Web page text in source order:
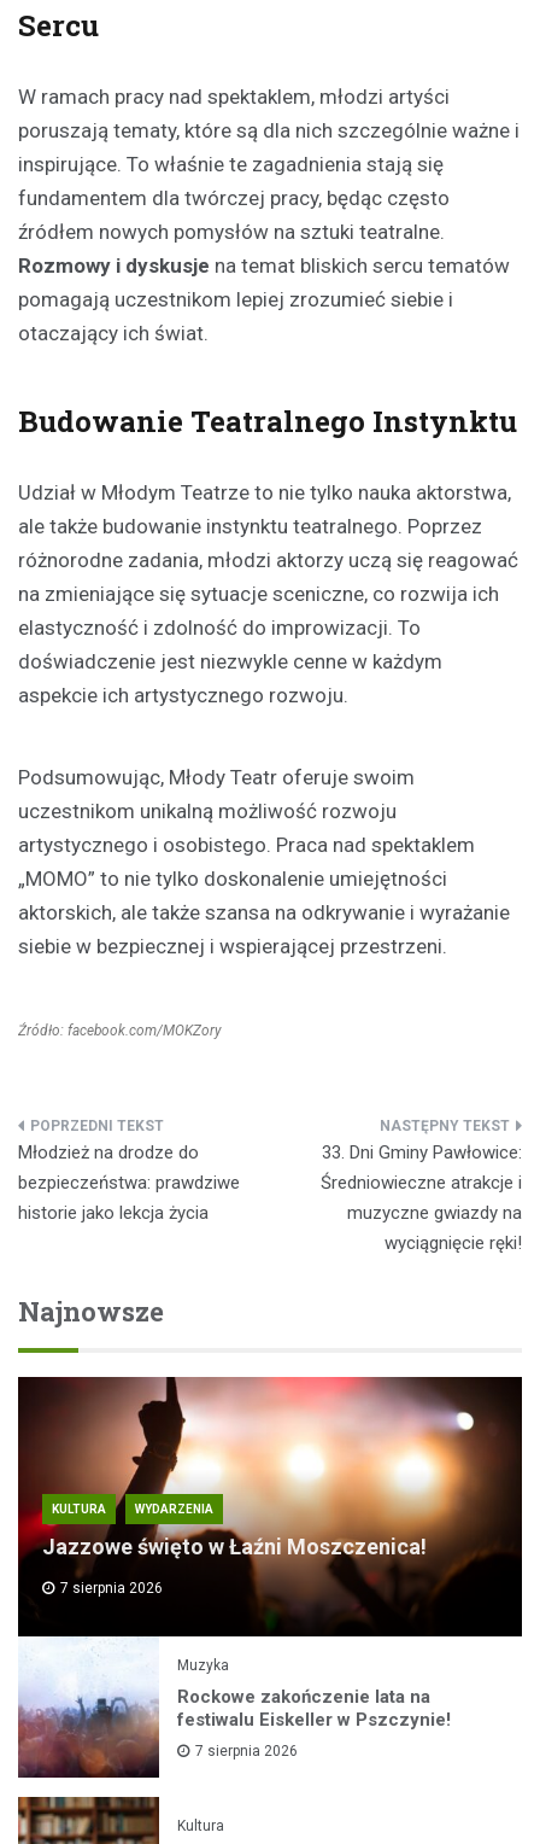
Sercu
W ramach pracy nad spektaklem, młodzi artyści
poruszają tematy, które są dla nich szczególnie ważne i
inspirujące. To właśnie te zagadnienia stają się
fundamentem dla twórczej pracy, będąc często
źródłem nowych pomysłów na sztuki teatralne.
Rozmowy i dyskusje na temat bliskich sercu tematów
pomagają uczestnikom lepiej zrozumieć siebie i
otaczający ich świat.
Budowanie Teatralnego Instynktu
Udział w Młodym Teatrze to nie tylko nauka aktorstwa,
ale także budowanie instynktu teatralnego. Poprzez
różnorodne zadania, młodzi aktorzy uczą się reagować
na zmieniające się sytuacje sceniczne, co rozwija ich
elastyczność i zdolność do improwizacji. To
doświadczenie jest niezwykle cenne w każdym
aspekcie ich artystycznego rozwoju.
Podsumowując, Młody Teatr oferuje swoim
uczestnikom unikalną możliwość rozwoju
artystycznego i osobistego. Praca nad spektaklem
„MOMO” to nie tylko doskonalenie umiejętności
aktorskich, ale także szansa na odkrywanie i wyrażanie
siebie w bezpiecznej i wspierającej przestrzeni.
Źródło: facebook.com/MOKZory
Nawigacja
wpisu
Młodzież na drodze do
bezpieczeństwa: prawdziwe
historie jako lekcja życia
33. Dni Gminy Pawłowice:
Średniowieczne atrakcje i
muzyczne gwiazdy na
wyciągnięcie ręki!
Najnowsze
KULTURA WYDARZENIA
Jazzowe święto w Łaźni Moszczenica!
7 sierpnia 2026
Muzyka
Rockowe zakończenie lata na
festiwalu Eiskeller w Pszczynie!
7 sierpnia 2026
Kultura